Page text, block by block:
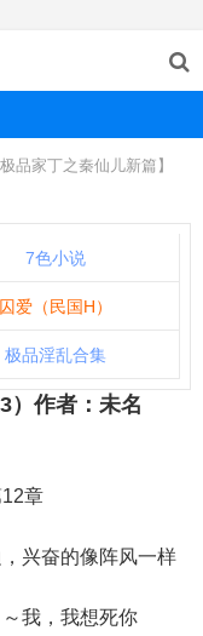
极品家丁之秦仙儿新篇】
7色小说
囚爱（民国H）
极品淫乱合集
）作者：未名
兴奋的像阵风一样
我，我想死你